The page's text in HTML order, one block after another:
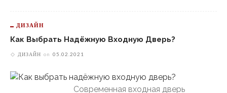
ДИЗАЙН
Как Выбрать Надёжную Входную Дверь?
ДИЗАЙН on 05.02.2021
Современная входная дверь